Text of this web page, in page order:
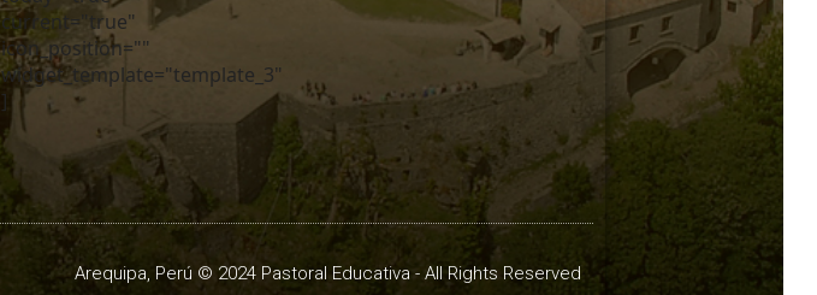
current="true"
icon_position=""
widget_template="template_3"
]
Arequipa, Perú © 2024 Pastoral Educativa - All Rights Reserved